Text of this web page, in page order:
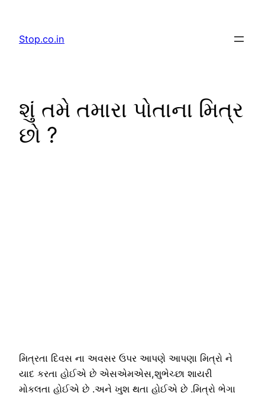
content
Stop.co.in
શું તમે તમારા પોતાના મિત્ર
છો ?
મિત્રતા દિવસ ના અવસર ઉપર આપણે આપણા મિત્રો ને
યાદ કરતા હોઈએ છે એસએમએસ,શુભેચ્છા શાયરી
મોકલતા હોઈએ છે .અને ખુશ થતા હોઈએ છે .મિત્રો ભેગા